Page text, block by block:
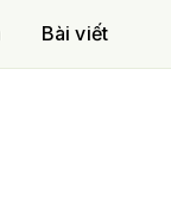
Bài viết